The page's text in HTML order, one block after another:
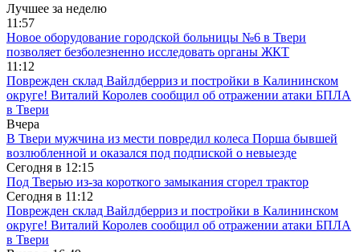
Лучшее за неделю
11:57
Новое оборудование городской больницы №6 в Твери
позволяет безболезненно исследовать органы ЖКТ
11:12
Поврежден склад Вайлдберриз и постройки в Калининском
округе! Виталий Королев сообщил об отражении атаки БПЛА
в Твери
Вчера
В Твери мужчина из мести повредил колеса Порша бывшей
возлюбленной и оказался под подпиской о невыезде
Сегодня в 12:15
Под Тверью из-за короткого замыкания сгорел трактор
Сегодня в 11:12
Поврежден склад Вайлдберриз и постройки в Калининском
округе! Виталий Королев сообщил об отражении атаки БПЛА
в Твери